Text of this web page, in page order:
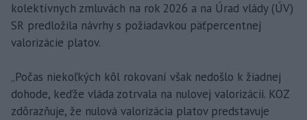
kolektívnych zmluvách na rok 2026 a na Úrad vlády (ÚV)
SR predložila návrhy s požiadavkou päťpercentnej
valorizácie platov.
„Počas niekoľkých kôl rokovaní však nedošlo k žiadnej
dohode, keďže vláda zotrvala na nulovej valorizácii. KOZ
zdôrazňuje, že nulová valorizácia platov predstavuje